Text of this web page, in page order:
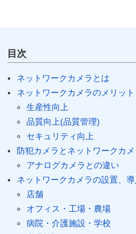
目次
ネットワークカメラとは
ネットワークカメラのメリット
生産性向上
品質向上(品質管理)
セキュリティ向上
防犯カメラとネットワークカ
アナログカメラとの違い
ネットワークカメラの設置、
店舗
オフィス・工場・農場
病院・介護施設・学校